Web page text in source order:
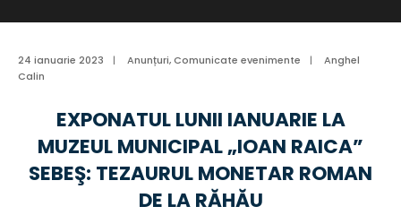
24 ianuarie 2023 | Anunțuri,Comunicate evenimente |
Anghel
Calin
EXPONATUL LUNII IANUARIE LA
MUZEUL MUNICIPAL „IOAN RAICA”
SEBEŞ: TEZAURUL MONETAR ROMAN
DE LA RĂHĂU